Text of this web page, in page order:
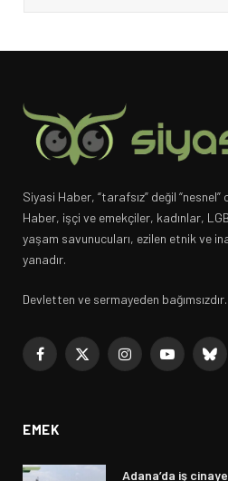
Siyasi Haber, “tarafsız” değil “nesnel”
Haber, işçi ve emekçiler, kadınlar,
yaşam savunucuları, ezilen etnik ve
yanadır.
Devletten ve sermayeden bağımsızdır.
Facebook
X
InstagramYouTube
EMEK
Adana’da iş